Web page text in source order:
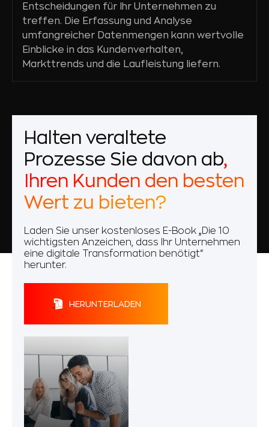
Entscheidungen für Ihr Unternehmen zu
treffen. Die Erfassung und Analyse
umfangreicher Datenmengen kann wertvolle
Einblicke in das Kundenverhalten,
Markttrends und die Laufleistung liefern.
Halten veraltete
Prozesse Sie davon ab,
Ihren Kunden den besten
Wert zu bieten?
Laden Sie unser kostenloses E-Book „Die 10
wichtigsten Anzeichen, dass Ihr Unternehmen
eine digitale Transformation benötigt“
herunter.
HERUNTERLADEN